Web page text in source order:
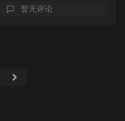
暂无评论